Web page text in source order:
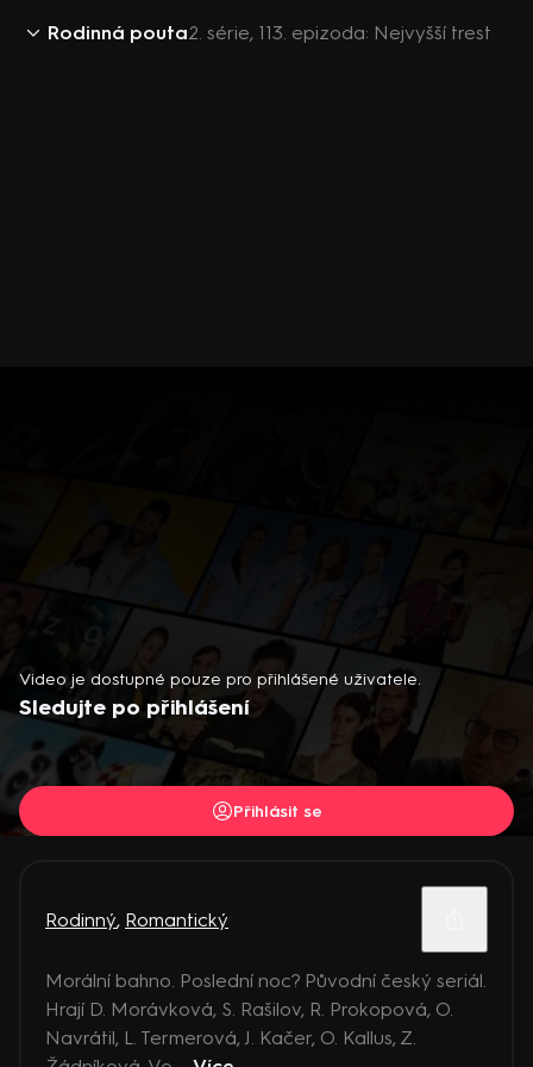
Rodinná pouta2. série, 113. epizoda: Nejvyšší trest
Video je dostupné pouze pro přihlášené uživatele.
Sledujte po přihlášení
Přihlásit se
Rodinný, Romantický
Morální bahno. Poslední noc? Původní český seriál.
Hrají D. Morávková, S. Rašilov, R. Prokopová, O.
Navrátil, L. Termerová, J. Kačer, O. Kallus, Z.